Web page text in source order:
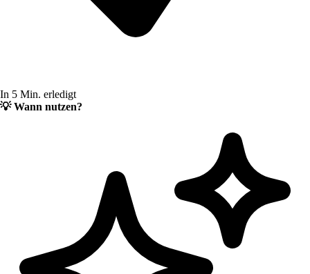
In 5 Min. erledigt
💡Wann nutzen?